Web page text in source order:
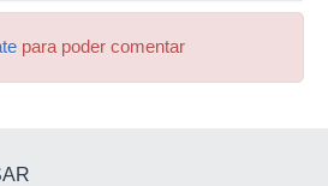
para poder comentar